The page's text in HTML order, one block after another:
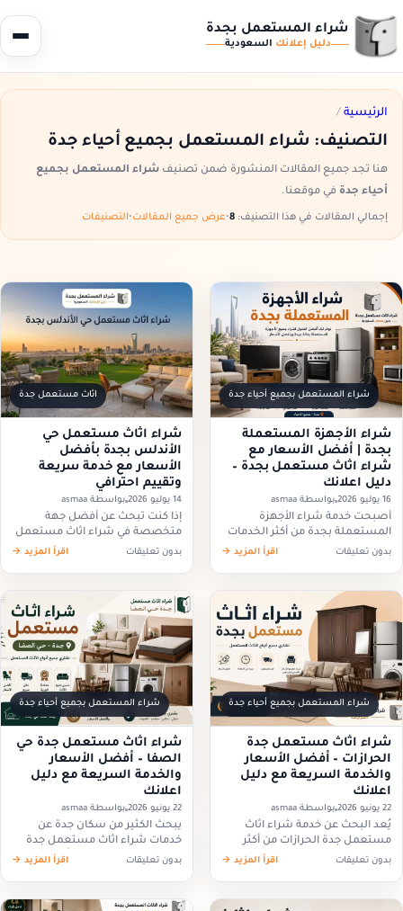
شراء المستعمل بجدة
دليل إعلانك السعودية
الرئيسية /
التصنيف: شراء المستعمل بجميع أحياء جدة
هنا تجد جميع المقالات المنشورة ضمن تصنيف شراء المستعمل بجميع
أحياء جدة في موقعنا.
إجمالي المقالات في هذا التصنيف: •عرض جميع المقالات•التصنيفات
شراء المستعمل بجميع أحياء جدة
شراء الأجهزة المستعملة
بجدة | أفضل الأسعار مع
شراء اثاث مستعمل بجدة –
دليل اعلانك
16 يوليو 2026 بواسطة asmaa
أصبحت خدمة شراء الأجهزة
المستعملة بجدة من أكثر الخدمات
التي يبحث عنها الأفراد والشركات
خاصة عند تجديد…
بدون تعليقات اقرأ المزيد →
اثاث مستعمل جدة
شراء اثاث مستعمل حي
الأندلس بجدة بأفضل
الأسعار مع خدمة سريعة
وتقييم احترافي
14 يوليو 2026 بواسطة asmaa
إذا كنت تبحث عن أفضل جهة
متخصصة في شراء اثاث مستعمل
حي الأندلس بجدة، فمن المهم
بدون تعليقات اقرأ المزيد →
شراء المستعمل بجميع أحياء جدة
شراء اثاث مستعمل جدة
الحرازات – أفضل الأسعار
والخدمة السريعة مع دليل
اعلانك
22 يونيو 2026 بواسطة asmaa
يُعد البحث عن خدمة شراء اثاث
مستعمل جدة الحرازات من أكثر
الخدمات المطلوبة بين سكان الحي،
بدون تعليقات اقرأ المزيد →
شراء المستعمل بجميع أحياء جدة
شراء اثاث مستعمل جدة حي
الصفا – أفضل الأسعار
والخدمة السريعة مع دليل
اعلانك
22 يونيو 2026 بواسطة asmaa
يبحث الكثير من سكان جدة عن
خدمات شراء اثاث مستعمل جدة
حي الصفا للحصول على أفضل قيمة
بدون تعليقات اقرأ المزيد →